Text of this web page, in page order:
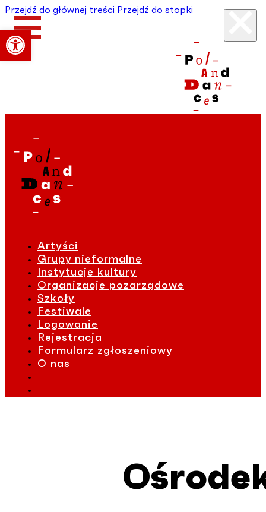
Otwórz pasek narzędzi
Przejdź do głównej treści Przejdź do stopki
Artyści
Grupy nieformalne
Instytucje kultury
Organizacje pozarządowe
Szkoły
Festiwale
Logowanie
Rejestracja
Formularz zgłoszeniowy
O nas